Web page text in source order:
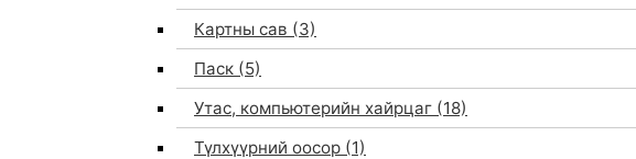
Картны сав (3)
Паск (5)
Утас, компьютерийн хайрцаг (18)
Түлхүүрний оосор (1)